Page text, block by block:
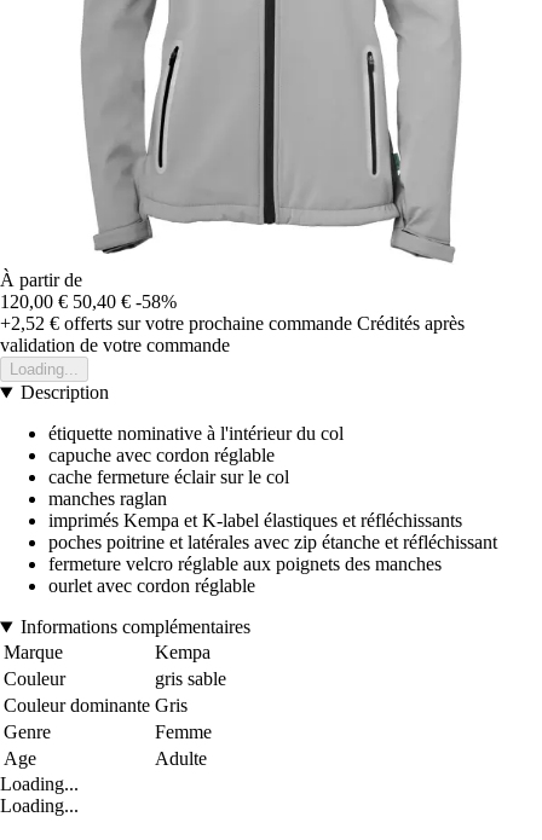
À partir de
120,00 € 50,40 € -58%
+2,52 € offerts sur votre prochaine commande Crédités après
validation de votre commande
Loading...
Description
étiquette nominative à l'intérieur du col
capuche avec cordon réglable
cache fermeture éclair sur le col
manches raglan
imprimés Kempa et K-label élastiques et réfléchissants
poches poitrine et latérales avec zip étanche et réfléchissant
fermeture velcro réglable aux poignets des manches
ourlet avec cordon réglable
Informations complémentaires
Marque
Kempa
Couleur
gris sable
Couleur dominante Gris
Genre
Femme
Age
Adulte
Loading...
Loading...